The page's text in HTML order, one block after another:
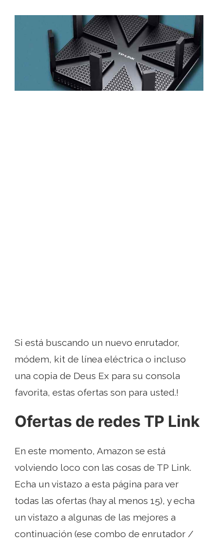
Si está buscando un nuevo enrutador,
módem, kit de línea eléctrica o incluso
una copia de Deus Ex para su consola
favorita, estas ofertas son para usted.!
Ofertas de redes TP Link
En este momento, Amazon se está
volviendo loco con las cosas de TP Link.
Echa un vistazo a esta página para ver
todas las ofertas (hay al menos 15), y echa
un vistazo a algunas de las mejores a
continuación (ese combo de enrutador /